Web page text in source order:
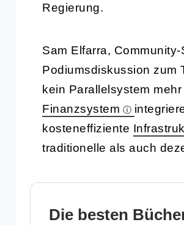
Regierung.
Sam Elfarra,
Podiumsdiskussion zum
kein Parallelsystem
Finanzsystem
kosteneffiziente
traditionelle als auch
Die besten